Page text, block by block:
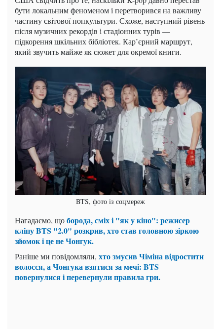
бути локальним феноменом і перетворився на важливу
частину світової попкультури. Схоже, наступний рівень
після музичних рекордів і стадіонних турів —
підкорення шкільних бібліотек. Кар’єрний маршрут,
який звучить майже як сюжет для окремої книги.
BTS, фото із соцмереж
Нагадаємо, щоборода, сміх і "як у кіно": режисер
кліпу BTS "2.0" розкрив, хто став головною зіркою
зйомок і це не Чонгук.
Раніше ми повідомляли, хто змусив Чіміна відростити
волосся, а Чонгука взятися за мечі: BTS
повернулися і перевернули правила гри.